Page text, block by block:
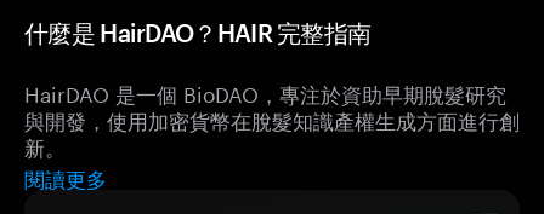
什麼是 HairDAO？HAIR 完整指南
HairDAO 是一個 BioDAO，專注於資助早期脫髮研究
與開發，使用加密貨幣在脫髮知識產權生成方面進行創
新。
閱讀更多